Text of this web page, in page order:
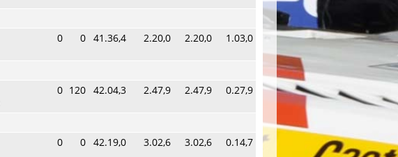
0 0 41.36,4 2.20,0 2.20,0 1.03,0
0 120 42.04,3 2.47,9 2.47,9 0.27,9
0 0 42.19,0 3.02,6 3.02,6 0.14,7